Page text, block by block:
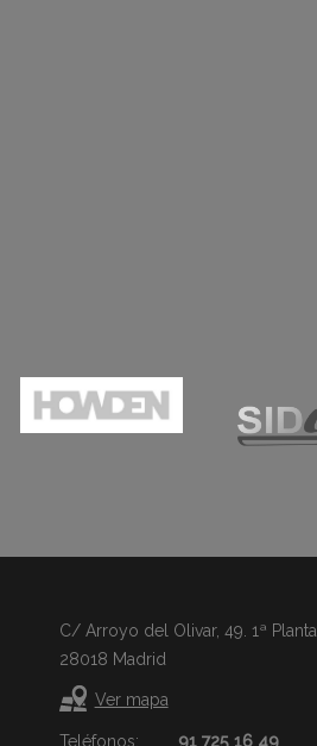
C/ Arroyo del Olivar, 49. 1ª Planta.
28018 Madrid
Ver mapa
Teléfonos:
91 725 16 49